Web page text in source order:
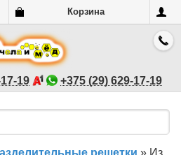
Корзина
19 +375 (29) 629-17-19
решетки » Из